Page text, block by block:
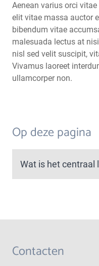
Aenean varius orci
elit vitae massa auctor
bibendum vitae
malesuada lectus at
nisl sed velit suscipit,
Vivamus laoreet
ullamcorper non.
Op deze pagina
Wat is het centraal
Contacten